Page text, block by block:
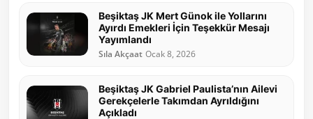
Beşiktaş JK Mert Günok ile Yollarını
Ayırdı Emekleri İçin Teşekkür Mesajı
Yayımlandı
Sıla Akçaat Ocak 8, 2026
Beşiktaş JK Gabriel Paulista’nın Ailevi
Gerekçelerle Takımdan Ayrıldığını
Açıkladı